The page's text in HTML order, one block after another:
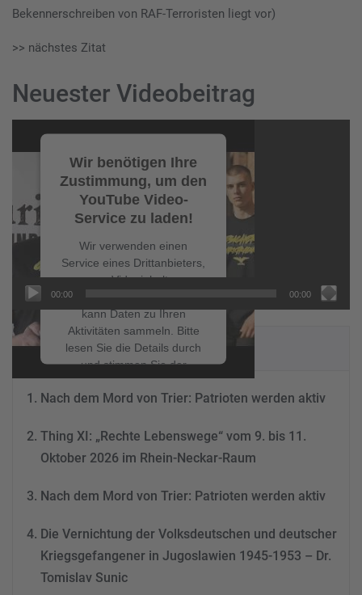
Bekennerschreiben von RAF-Terroristen liegt vor)
>> nächstes Zitat
Neuester Videobeitrag
Player
Wir benötigen Ihre
Zustimmung, um den
YouTube Video-
Service zu laden!
Wir verwenden einen
Service eines Drittanbieters,
um Videoinhalte
einzubetten. Dieser Service
kann Daten zu Ihren
Aktivitäten sammeln. Bitte
lesen Sie die Details durch
und stimmen Sie der
Nutzung des Service zu, um
dieses Video anzusehen.
Mehr Informationen
Consent Management
&
00:00 00:00
NEUESTE BEITRÄGE
Nach dem Mord von Trier: Patrioten werden aktiv
Thing XI: „Rechte Lebenswege“ vom 9. bis 11.
Oktober 2026 im Rhein-Neckar-Raum
Nach dem Mord von Trier: Patrioten werden aktiv
Die Vernichtung der Volksdeutschen und deutscher
Kriegsgefangener in Jugoslawien 1945-1953 – Dr.
Tomislav Sunic